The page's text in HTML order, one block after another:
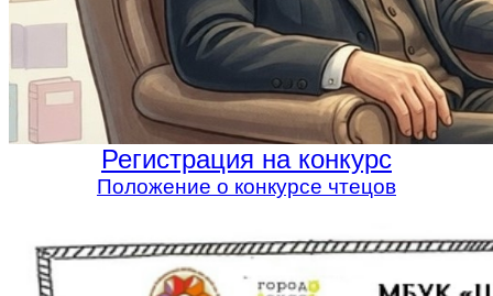
Регистрация на конкурс
Положение о конкурсе чтецов